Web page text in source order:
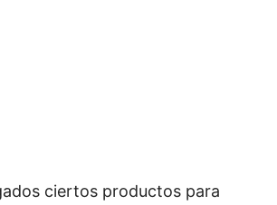
ciertos productos para